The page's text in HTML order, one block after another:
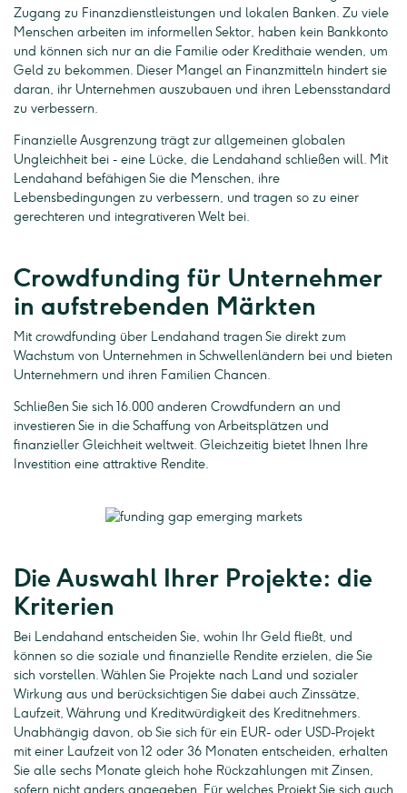
Zugang zu Finanzdienstleistungen und lokalen Banken. Zu viele
Menschen arbeiten im informellen Sektor, haben kein Bankkonto
und können sich nur an die Familie oder Kredithaie wenden, um
Geld zu bekommen. Dieser Mangel an Finanzmitteln hindert sie
daran, ihr Unternehmen auszubauen und ihren Lebensstandard
zu verbessern.
Finanzielle Ausgrenzung trägt zur allgemeinen globalen
Ungleichheit bei - eine Lücke, die Lendahand schließen will. Mit
Lendahand befähigen Sie die Menschen, ihre
Lebensbedingungen zu verbessern, und tragen so zu einer
gerechteren und integrativeren Welt bei.
Crowdfunding für Unternehmer
in aufstrebenden Märkten
Mit crowdfunding über Lendahand tragen Sie direkt zum
Wachstum von Unternehmen in Schwellenländern bei und bieten
Unternehmern und ihren Familien Chancen.
Schließen Sie sich 16.000 anderen Crowdfundern an und
investieren Sie in die Schaffung von Arbeitsplätzen und
finanzieller Gleichheit weltweit. Gleichzeitig bietet Ihnen Ihre
Investition eine attraktive Rendite.
Die Auswahl Ihrer Projekte: die
Kriterien
Bei Lendahand entscheiden Sie, wohin Ihr Geld fließt, und
können so die soziale und finanzielle Rendite erzielen, die Sie
sich vorstellen. Wählen Sie Projekte nach Land und sozialer
Wirkung aus und berücksichtigen Sie dabei auch Zinssätze,
Laufzeit, Währung und Kreditwürdigkeit des Kreditnehmers.
Unabhängig davon, ob Sie sich für ein EUR- oder USD-Projekt
mit einer Laufzeit von 12 oder 36 Monaten entscheiden, erhalten
Sie alle sechs Monate gleich hohe Rückzahlungen mit Zinsen,
sofern nicht anders angegeben. Für welches Projekt Sie sich auch